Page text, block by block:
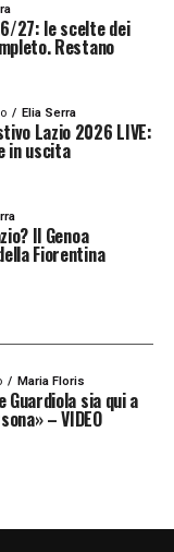
27: le scelte dei
Restano
Elia Serra
Lazio 2026 LIVE:
in uscita
Il Genoa
Fiorentina
Maria Floris
sia qui a
– VIDEO